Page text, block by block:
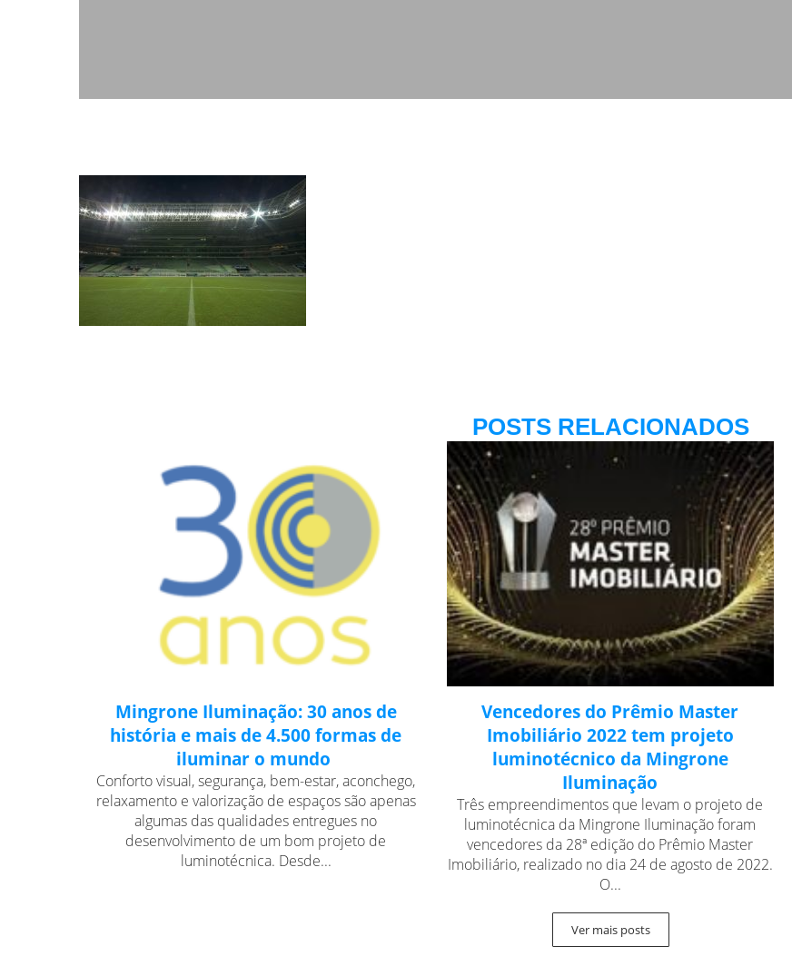
POSTS RELACIONADOS
Mingrone Iluminação: 30 anos de
história e mais de 4.500 formas de
iluminar o mundo
Conforto visual, segurança, bem-estar, aconchego,
relaxamento e valorização de espaços são apenas
algumas das qualidades entregues no
desenvolvimento de um bom projeto de
luminotécnica. Desde...
Vencedores do Prêmio Master
Imobiliário 2022 tem projeto
luminotécnico da Mingrone
Iluminação
Três empreendimentos que levam o projeto de
luminotécnica da Mingrone Iluminação foram
vencedores da 28ª edição do Prêmio Master
Imobiliário, realizado no dia 24 de agosto de 2022.
O...
Ver mais posts